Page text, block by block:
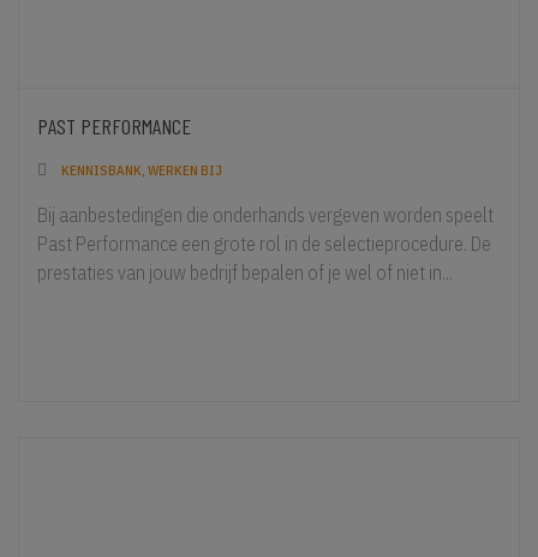
PAST PERFORMANCE
KENNISBANK, WERKEN BIJ
Bij aanbestedingen die onderhands vergeven worden speelt
Past Performance een grote rol in de selectieprocedure. De
prestaties van jouw bedrijf bepalen of je wel of niet in...